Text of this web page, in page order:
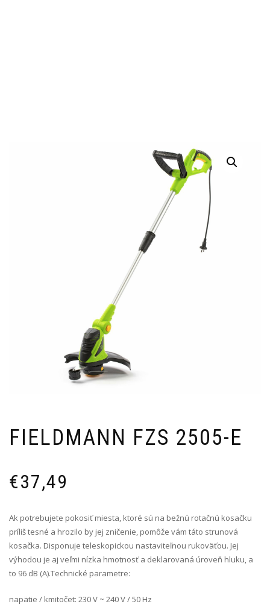
FIELDMANN FZS 2505-E
€37,49
Ak potrebujete pokosiť miesta, ktoré sú na bežnú rotačnú kosačku
príliš tesné a hrozilo by jej zničenie, pomôže vám táto strunová
kosačka. Disponuje teleskopickou nastaviteľnou rukoväťou. Jej
výhodou je aj veľmi nízka hmotnosť a deklarovaná úroveň hluku, a
to 96 dB (A).Technické parametre:
napätie / kmitočet: 230 V ~ 240 V / 50 Hz